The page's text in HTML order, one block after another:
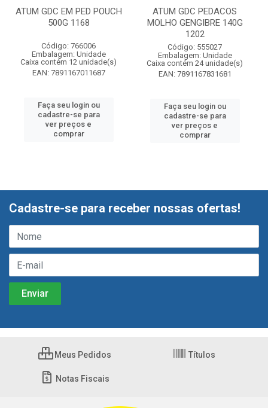
ATUM GDC EM PED POUCH
500G 1168
Código: 766006
Embalagem: Unidade
Caixa contém 12 unidade(s)
EAN: 7891167011687
Faça seu login ou
cadastre-se para
ver preços e
comprar
ATUM GDC PEDACOS
MOLHO GENGIBRE 140G
1202
Código: 555027
Embalagem: Unidade
Caixa contém 24 unidade(s)
EAN: 7891167831681
Faça seu login ou
cadastre-se para
ver preços e
comprar
Cadastre-se para receber nossas ofertas!
Meus Pedidos Títulos
Notas Fiscais